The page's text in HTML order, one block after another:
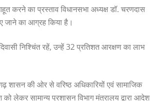
करने का प्रस्ताव विधानसभा अध्यक्ष डॉ. चरणदास
जाने का आग्रह किया है।
निश्चिंत रहें, उन्हें 32 प्रतिशत आरक्षण का लाभ
शासन की ओर से वरिष्ठ अधिकारियों एवं सामाजिक
लेकर सामान्य प्रशासन विभाग मंत्रालय द्वारा आदेश